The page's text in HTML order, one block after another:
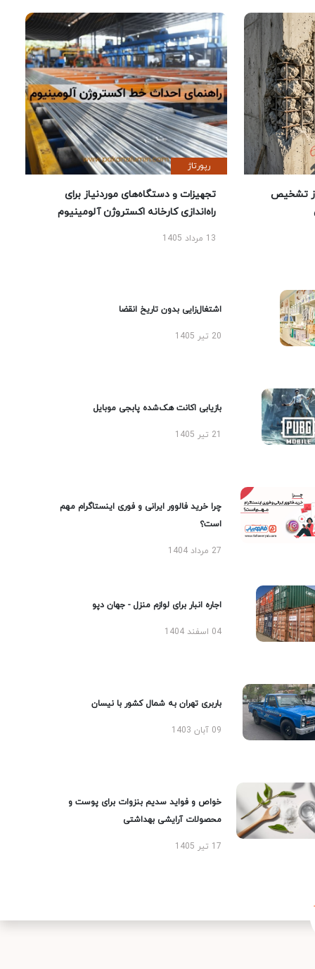
تشخیص
رپورتاژ
تجهیزات و دستگاه‌های موردنیاز برای
راه‌اندازی کارخانه اکستروژن آلومینیوم
13 مرداد 1405
اشتغال‌زایی بدون تاریخ انقضا
20 تیر 1405
بازیابی اکانت هک‌شده پابجی موبایل
چرا خرید فالوور ایرانی و فوری اینستاگرام مهم
است؟
27 مرداد 1404
اجاره انبار برای لوازم منزل - جهان دپو
04 اسفند 1404
باربری تهران به شمال کشور با نیسان
09 آبان 1403
خواص و فواید سدیم بنزوات برای پوست و
محصولات آرایشی بهداشتی
17 تیر 1405